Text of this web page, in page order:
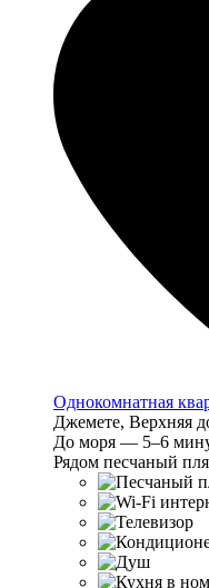
Однокомнатная
Джемете, Верхняя
До моря — 5–6
Рядом песчаный